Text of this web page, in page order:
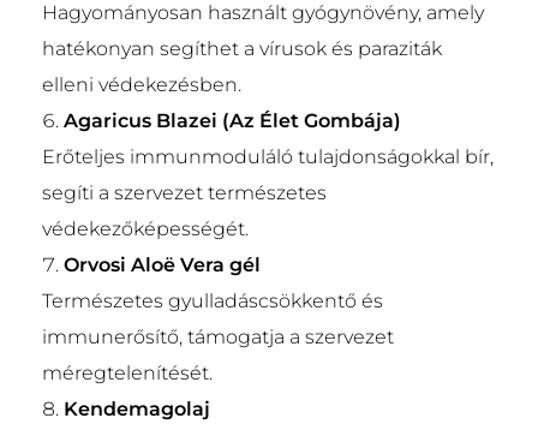
Hagyományosan használt gyógynövény, amely
hatékonyan segíthet a vírusok és paraziták
elleni védekezésben.
Agaricus Blazei (Az Élet Gombája)
Erőteljes immunmoduláló tulajdonságokkal bír,
segíti a szervezet természetes
védekezőképességét.
Orvosi Aloë Vera gél
Természetes gyulladáscsökkentő és
immunerősítő, támogatja a szervezet
méregtelenítését.
Kendemagolaj